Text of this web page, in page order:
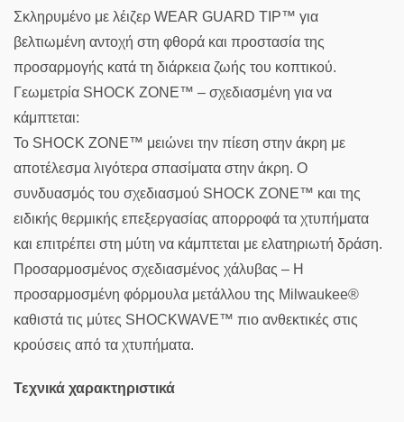
Σκληρυμένο με λέιζερ WEAR GUARD TIP™ για
βελτιωμένη αντοχή στη φθορά και προστασία της
προσαρμογής κατά τη διάρκεια ζωής του κοπτικού.
Γεωμετρία SHOCK ZONE™ – σχεδιασμένη για να
κάμπτεται:
Το SHOCK ZONE™ μειώνει την πίεση στην άκρη με
αποτέλεσμα λιγότερα σπασίματα στην άκρη. Ο
συνδυασμός του σχεδιασμού SHOCK ZONE™ και της
ειδικής θερμικής επεξεργασίας απορροφά τα χτυπήματα
και επιτρέπει στη μύτη να κάμπτεται με ελατηριωτή δράση.
Προσαρμοσμένος σχεδιασμένος χάλυβας – Η
προσαρμοσμένη φόρμουλα μετάλλου της Milwaukee®
καθιστά τις μύτες SHOCKWAVE™ πιο ανθεκτικές στις
κρούσεις από τα χτυπήματα.
Τεχνικά χαρακτηριστικά